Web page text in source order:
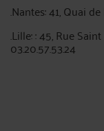
.Nantes: 41, Quai
.Lille: : 45, Rue
03.20.57.53.24